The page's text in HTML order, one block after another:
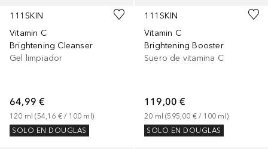
111SKIN
Vitamin C
Brightening Cleanser
Gel limpiador
64,99 €
120 ml (54,16 € / 100 ml )
SOLO EN DOUGLAS
111SKIN
Vitamin C
Brightening Booster
Suero de vitamina C
119,00 €
20 ml (595,00 € / 100 ml )
SOLO EN DOUGLAS